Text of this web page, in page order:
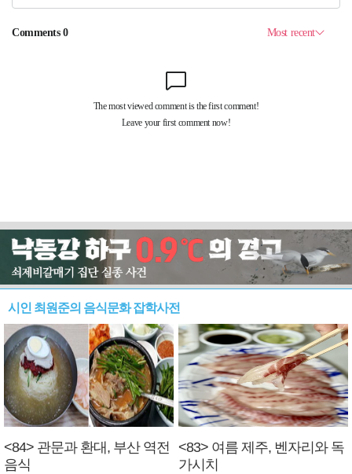
시인 최원준의 음식문화 잡학사전
<84> 관문과 환대, 부산 역전
음식
<83> 여름 제주, 벤자리와 독
가시치